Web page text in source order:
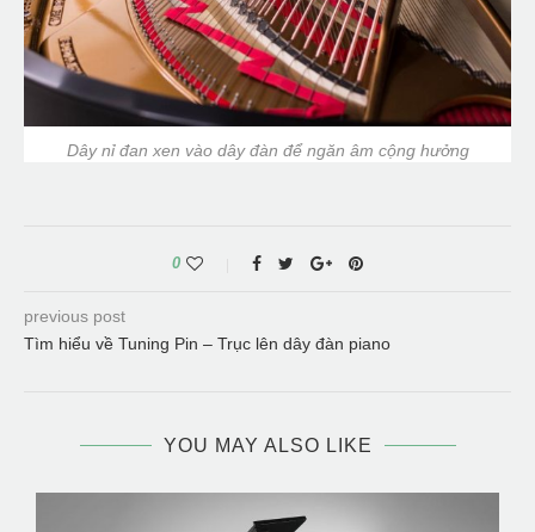
Dây nỉ đan xen vào dây đàn để ngăn âm cộng hưởng
0
previous post
Tìm hiểu về Tuning Pin – Trục lên dây đàn piano
YOU MAY ALSO LIKE